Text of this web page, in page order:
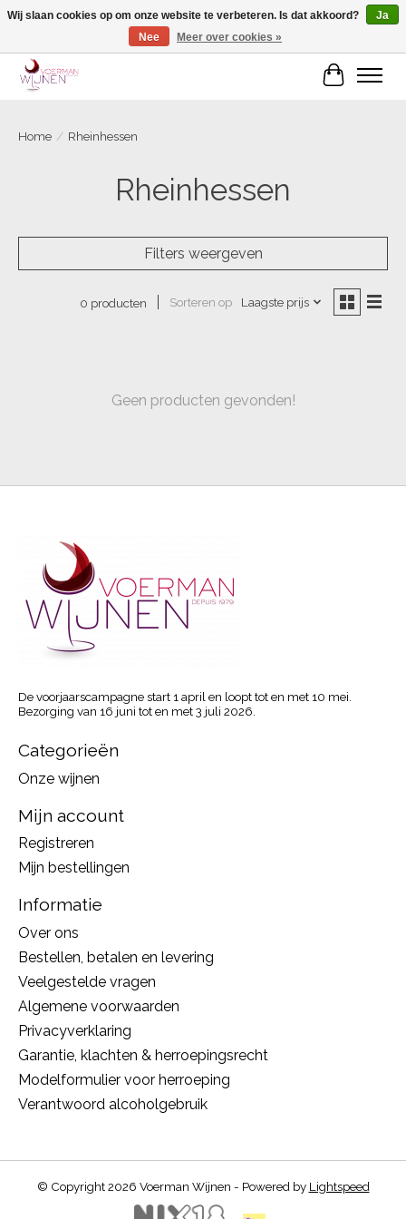
Voorjaarscampagne is gesloten
Home / Rheinhessen
Rheinhessen
Filters weergeven
0 producten Sorteren op Laagste prijs
Geen producten gevonden!
De voorjaarscampagne start 1 april en loopt tot en met 10 mei.
Bezorging van 16 juni tot en met 3 juli 2026.
Categorieën
Onze wijnen
Mijn account
Registreren
Mijn bestellingen
Informatie
Over ons
Bestellen, betalen en levering
Veelgestelde vragen
Algemene voorwaarden
Privacyverklaring
Garantie, klachten & herroepingsrecht
Modelformulier voor herroeping
Verantwoord alcoholgebruik
© Copyright 2026 Voerman Wijnen - Powered by Lightspeed
Wij slaan cookies op om onze website te verbeteren. Is dat akkoord?
Ja
Nee
Meer over cookies »